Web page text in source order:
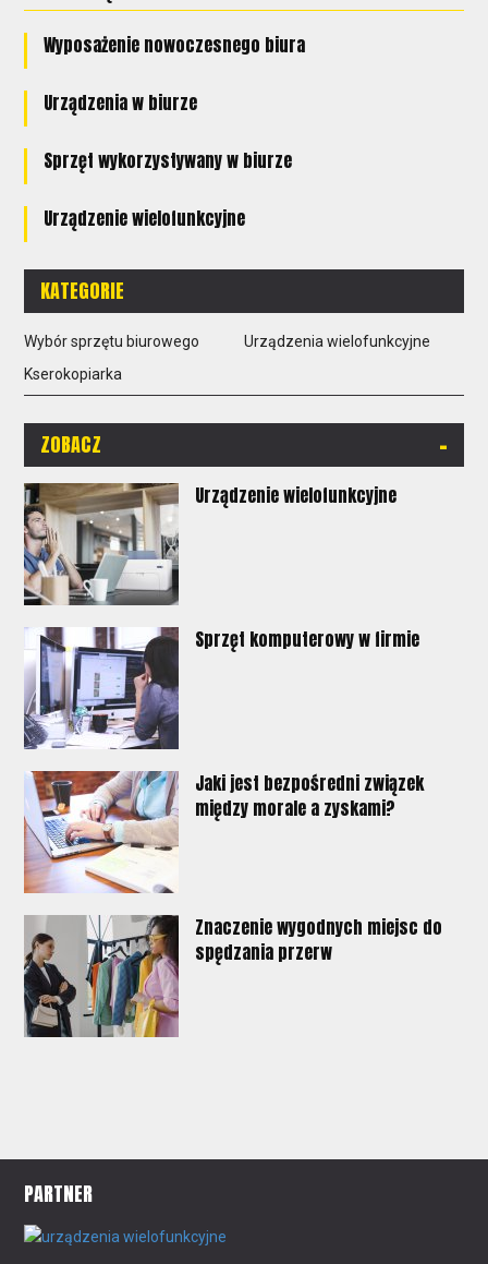
Wyposażenie nowoczesnego biura
Urządzenia w biurze
Sprzęt wykorzystywany w biurze
Urządzenie wielofunkcyjne
KATEGORIE
Wybór sprzętu biurowego
Urządzenia wielofunkcyjne
Kserokopiarka
ZOBACZ -
Urządzenie wielofunkcyjne
Sprzęt komputerowy w firmie
Jaki jest bezpośredni związek
między morale a zyskami?
Znaczenie wygodnych miejsc do
spędzania przerw
PARTNER